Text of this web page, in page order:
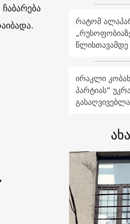
რატომ
ირაკლი
პარტიას“